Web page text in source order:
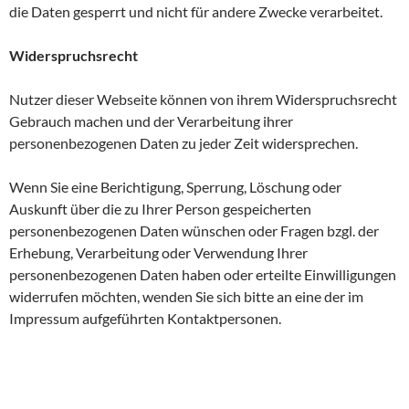
die Daten gesperrt und nicht für andere Zwecke verarbeitet.
Widerspruchsrecht
Nutzer dieser Webseite können von ihrem Widerspruchsrecht
Gebrauch machen und der Verarbeitung ihrer
personenbezogenen Daten zu jeder Zeit widersprechen.
Wenn Sie eine Berichtigung, Sperrung, Löschung oder
Auskunft über die zu Ihrer Person gespeicherten
personenbezogenen Daten wünschen oder Fragen bzgl. der
Erhebung, Verarbeitung oder Verwendung Ihrer
personenbezogenen Daten haben oder erteilte Einwilligungen
widerrufen möchten, wenden Sie sich bitte an eine der im
Impressum aufgeführten Kontaktpersonen.